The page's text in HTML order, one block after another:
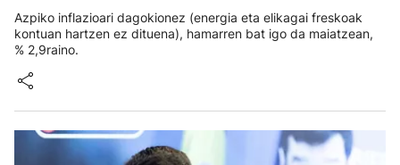
Azpiko inflazioari dagokionez (energia eta elikagai freskoak
kontuan hartzen ez dituena), hamarren bat igo da maiatzean,
% 2,9raino.